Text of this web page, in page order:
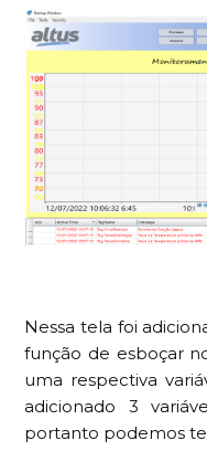
Nessa tela foi
função de esboçar
uma respectiva
adicionado 3
portanto podemos